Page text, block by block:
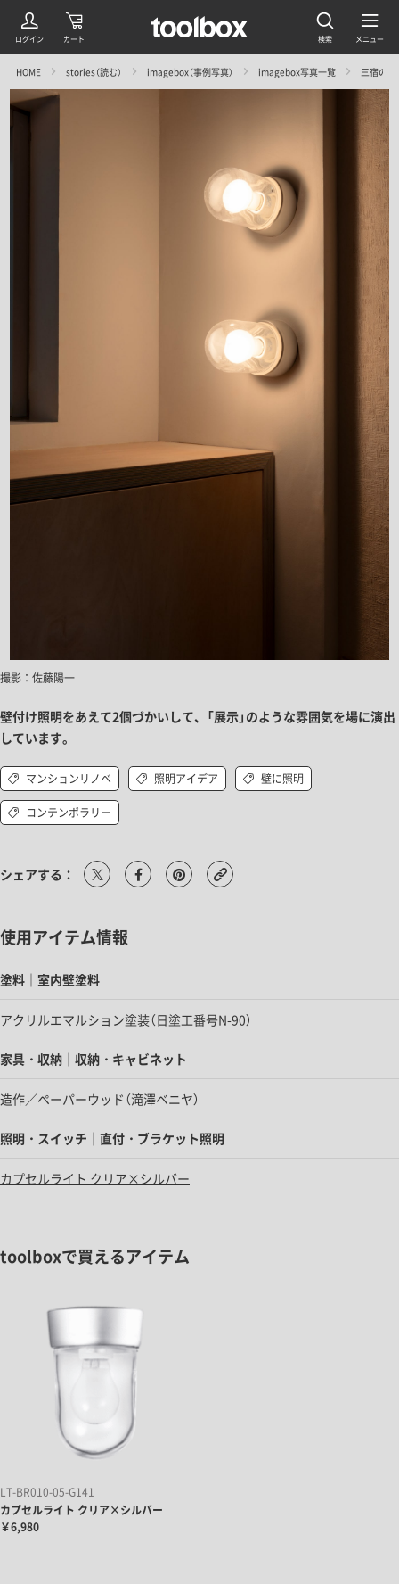
HOME stories（読む） imagebox（事例写真） imagebox写真一覧 三宿の
撮影：佐藤陽一
壁付け照明をあえて2個づかいして、「展示」のような雰囲気を場に演出
しています。
マンションリノベ 照明アイデア 壁に照明
コンテンポラリー
シェアする：
使用アイテム情報
塗料｜室内壁塗料
アクリルエマルション塗装（日塗工番号N-90）
家具・収納｜収納・キャビネット
造作／ペーパーウッド（滝澤ベニヤ）
照明・スイッチ｜直付・ブラケット照明
カプセルライト クリア×シルバー
toolboxで買えるアイテム
LT-BR010-05-G141
カプセルライト クリア×シルバー
￥6,980